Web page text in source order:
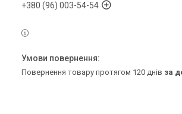
+380 (96) 003-54-54
повернення товару протягом 120 днів за